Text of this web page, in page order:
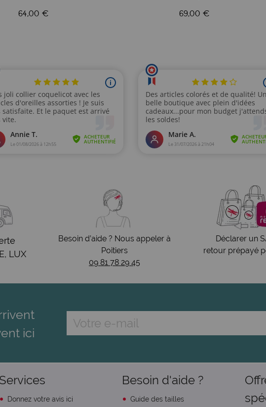
64,00 € 69,00 €
LUX
Besoin d’aide ? Nous appeler à
Poitiers
09 81 78 29 45
Déclarer un
retour prépayé
ici
Services
Donnez votre avis ici
Besoin d'aide ?
Guide des tailles